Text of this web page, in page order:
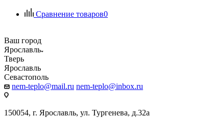
Сравнение товаров0
Ваш город
Ярославль
Тверь
Ярославль
Севастополь
nem-teplo@mail.ru nem-teplo@inbox.ru
150054, г. Ярославль, ул. Тургенева, д.32а